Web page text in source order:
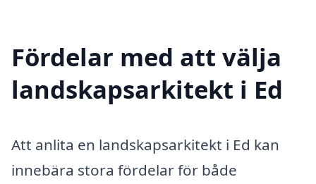
Fördelar med att välja
landskapsarkitekt i Ed
Att anlita en landskapsarkitekt i Ed kan
innebära stora fördelar för både